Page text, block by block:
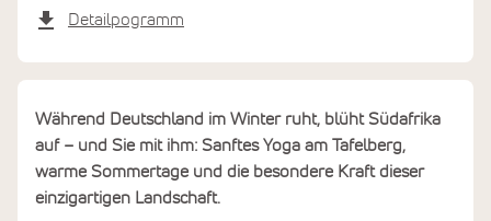
Detailpogramm
Während Deutschland im Winter ruht, blüht Südafrika
auf – und Sie mit ihm: Sanftes Yoga am Tafelberg,
warme Sommertage und die besondere Kraft dieser
einzigartigen Landschaft.